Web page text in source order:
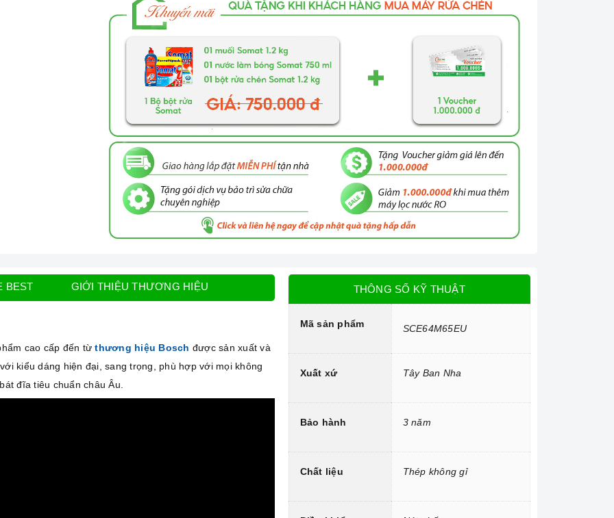
BEST GIỚI THIỆU THƯƠNG HIỆU
cao cấp đến từthương hiệu Bosch được sản xuất và
kiểu dáng hiện đại, sang trọng, phù hợp với mọi không
đĩa tiêu chuẩn châu Âu.
THÔNG SỐ KỸ THUẬT
Mã sản phẩm SCE64M65EU
Xuất xứ Tây Ban Nha
Bảo hành 3 năm
Chất liệu Thép không gỉ